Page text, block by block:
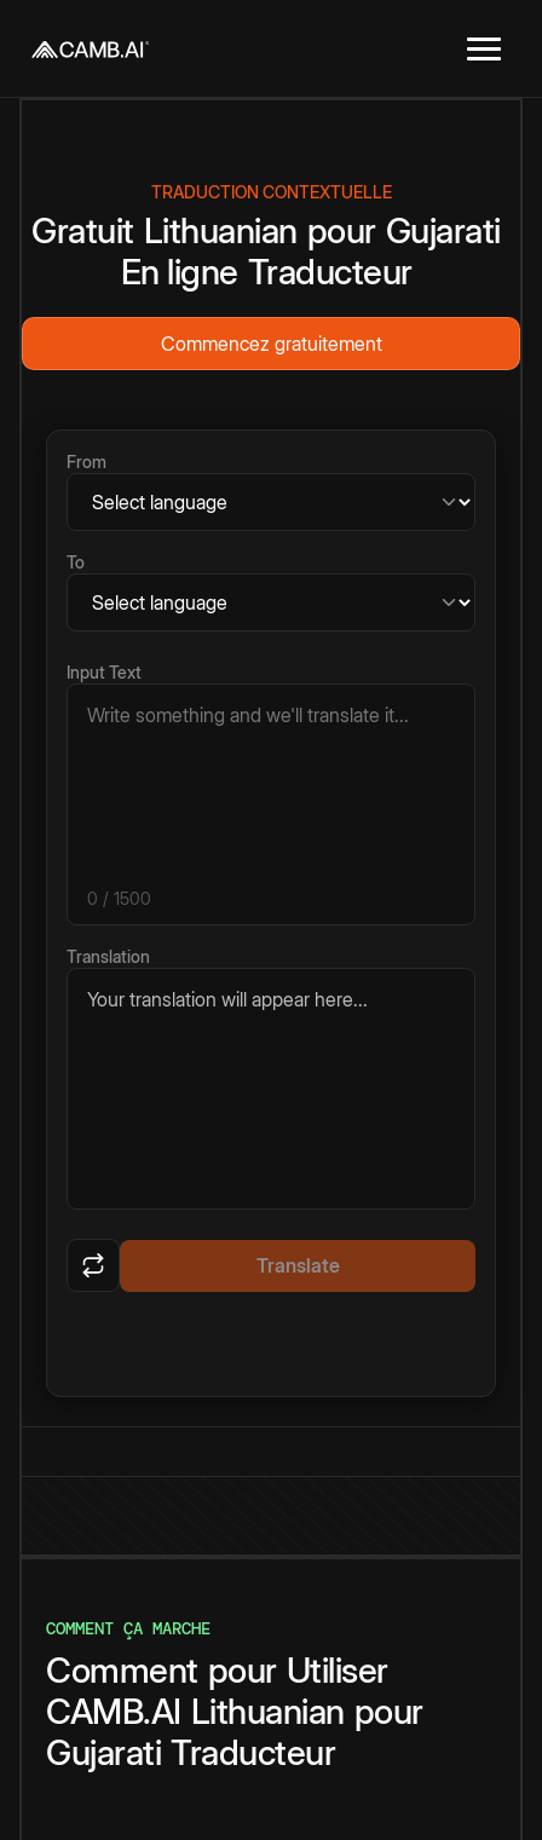
TRADUCTION CONTEXTUELLE
Gratuit Lithuanian pour Gujarati
En ligne Traducteur
Commencez gratuitement
From
To
Input Text
0 / 1500
Translation
Your translation will appear here...
Translate
COMMENT ÇA MARCHE
Comment pour Utiliser
CAMB.AI Lithuanian pour
Gujarati Traducteur